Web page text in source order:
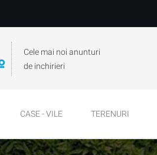
Cele mai noi anunturi
de inchirieri
CASE - VILE TERENURI